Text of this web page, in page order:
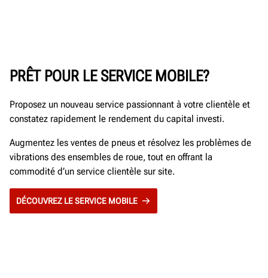
PRÊT POUR LE SERVICE MOBILE?
Proposez un nouveau service passionnant à votre clientèle et
constatez rapidement le rendement du capital investi.
Augmentez les ventes de pneus et résolvez les problèmes de
vibrations des ensembles de roue, tout en offrant la
commodité d’un service clientèle sur site.
DÉCOUVREZ LE SERVICE MOBILE